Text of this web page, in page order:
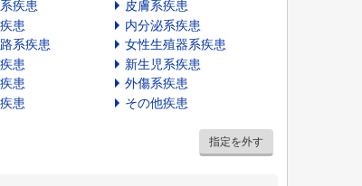
疾患
皮膚系疾患
患
内分泌系疾患
系疾患
女性生殖器系疾患
患
新生児系疾患
患
外傷系疾患
患
その他疾患
指定を外す